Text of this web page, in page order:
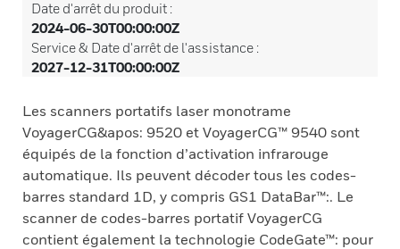
Date d'arrêt du produit :
2024-06-30T00:00:00Z
Service & Date d'arrêt de l'assistance :
2027-12-31T00:00:00Z
Les scanners portatifs laser monotrame
VoyagerCG&apos: 9520 et VoyagerCG™ 9540 sont
équipés de la fonction d’activation infrarouge
automatique. Ils peuvent décoder tous les codes-
barres standard 1D, y compris GS1 DataBar™:. Le
scanner de codes-barres portatif VoyagerCG
contient également la technologie CodeGate™: pour